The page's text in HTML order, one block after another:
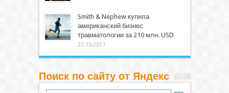
Smith & Nephew купила
американский бизнес
травматологии за 210 млн. USD
23.10.2017
Поиск по сайту от Яндекс